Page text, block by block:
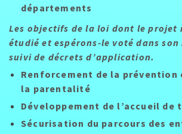
départements
Les objectifs de la loi dont le projet
étudié et espérons-le voté dans
suivi de décrets d’application.
Renforcement de la prévention
la parentalité
Développement de l’accueil de
Sécurisation du parcours des